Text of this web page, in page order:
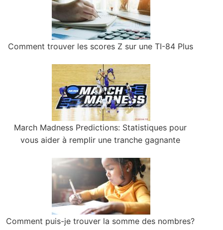
Comment trouver les scores Z sur une TI-84 Plus
March Madness Predictions: Statistiques pour
vous aider à remplir une tranche gagnante
Comment puis-je trouver la somme des nombres?